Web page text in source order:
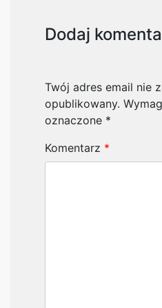
Dodaj
Twój adres email nie
opublikowany.
oznaczone *
Komentarz *